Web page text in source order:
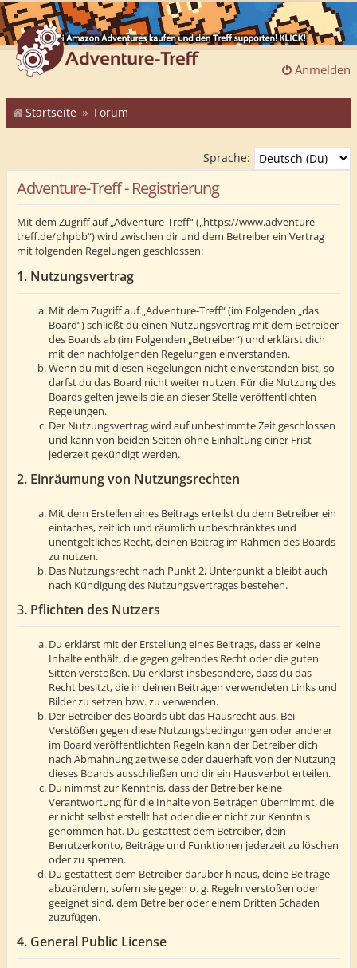
Anmelden
Startseite Forum
Sprache:
Adventure-Treff - Registrierung
Mit dem Zugriff auf „Adventure-Treff“ („https://www.adventure-
treff.de/phpbb“) wird zwischen dir und dem Betreiber ein Vertrag
mit folgenden Regelungen geschlossen:
1. Nutzungsvertrag
Mit dem Zugriff auf „Adventure-Treff“ (im Folgenden „das
Board“) schließt du einen Nutzungsvertrag mit dem Betreiber
des Boards ab (im Folgenden „Betreiber“) und erklärst dich
mit den nachfolgenden Regelungen einverstanden.
Wenn du mit diesen Regelungen nicht einverstanden bist, so
darfst du das Board nicht weiter nutzen. Für die Nutzung des
Boards gelten jeweils die an dieser Stelle veröffentlichten
Regelungen.
Der Nutzungsvertrag wird auf unbestimmte Zeit geschlossen
und kann von beiden Seiten ohne Einhaltung einer Frist
jederzeit gekündigt werden.
2. Einräumung von Nutzungsrechten
Mit dem Erstellen eines Beitrags erteilst du dem Betreiber ein
einfaches, zeitlich und räumlich unbeschränktes und
unentgeltliches Recht, deinen Beitrag im Rahmen des Boards
zu nutzen.
Das Nutzungsrecht nach Punkt 2, Unterpunkt a bleibt auch
nach Kündigung des Nutzungsvertrages bestehen.
3. Pflichten des Nutzers
Du erklärst mit der Erstellung eines Beitrags, dass er keine
Inhalte enthält, die gegen geltendes Recht oder die guten
Sitten verstoßen. Du erklärst insbesondere, dass du das
Recht besitzt, die in deinen Beiträgen verwendeten Links und
Bilder zu setzen bzw. zu verwenden.
Der Betreiber des Boards übt das Hausrecht aus. Bei
Verstößen gegen diese Nutzungsbedingungen oder anderer
im Board veröffentlichten Regeln kann der Betreiber dich
nach Abmahnung zeitweise oder dauerhaft von der Nutzung
dieses Boards ausschließen und dir ein Hausverbot erteilen.
Du nimmst zur Kenntnis, dass der Betreiber keine
Verantwortung für die Inhalte von Beiträgen übernimmt, die
er nicht selbst erstellt hat oder die er nicht zur Kenntnis
genommen hat. Du gestattest dem Betreiber, dein
Benutzerkonto, Beiträge und Funktionen jederzeit zu löschen
oder zu sperren.
Du gestattest dem Betreiber darüber hinaus, deine Beiträge
abzuändern, sofern sie gegen o. g. Regeln verstoßen oder
geeignet sind, dem Betreiber oder einem Dritten Schaden
zuzufügen.
4. General Public License